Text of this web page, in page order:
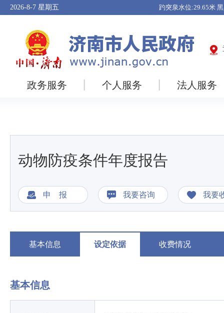
2026-8-7 星期五
政务服务 个人服务 法人服务
动物防疫条件年度报告
申 报 我要咨询 我要
基本信息 设定依据 收费情况
基本信息